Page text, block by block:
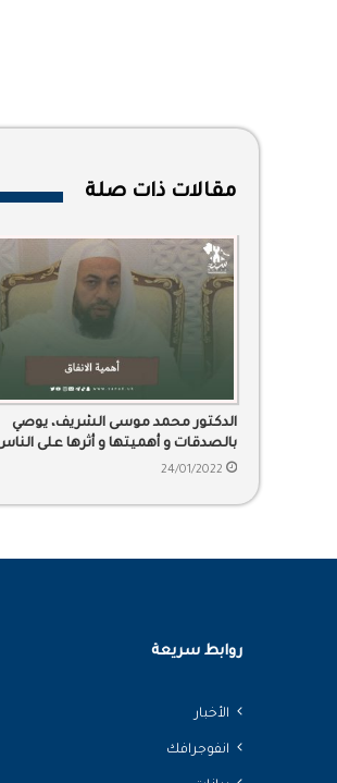
مقالات ذات صلة
الدكتور محمد موسى الشريف، يوصي
بالصدقات و أهميتها و أثرها على
الطبقات الفقيرة في المجتمع.
24/01/2022
روابط سريعة
الأخبار
انفوجرافك